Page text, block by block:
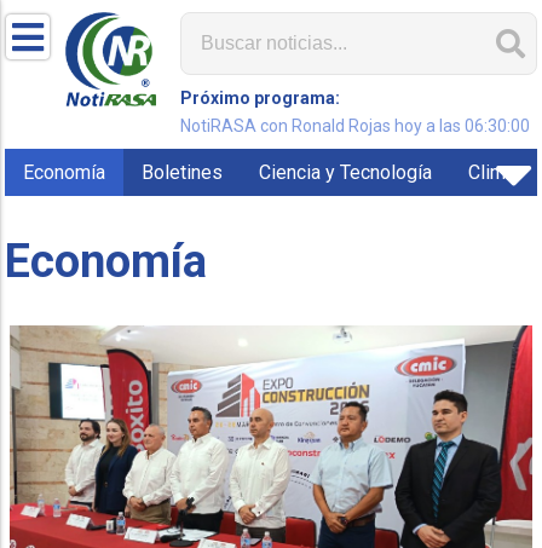
Próximo programa:
NotiRASA con Ronald Rojas hoy a las 06:30:00
Economía Boletines Ciencia y Tecnología Clima
Economía